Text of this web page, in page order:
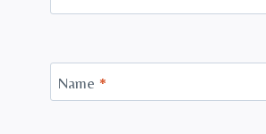
Name *